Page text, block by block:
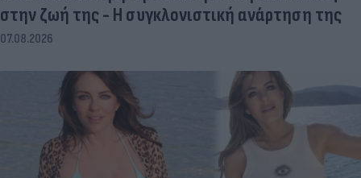
στην ζωή της - Η συγκλονιστική ανάρτηση της
07.08.2026